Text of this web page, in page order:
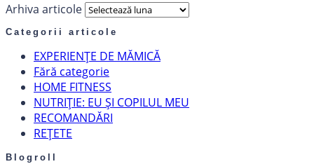
Arhiva articole
Categorii articole
EXPERIENȚE DE MĂMICĂ
Fără categorie
HOME FITNESS
NUTRIȚIE: EU ȘI COPILUL MEU
RECOMANDĂRI
REȚETE
Blogroll